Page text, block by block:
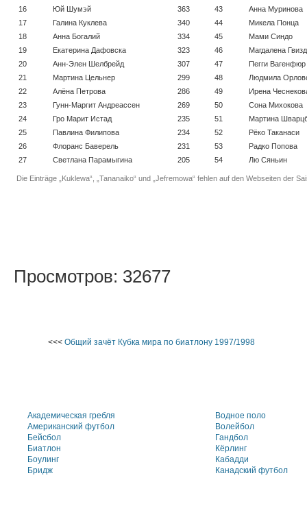
16
Юй Шумэй
363
17
Галина Куклева
340
18
Анна Богалий
334
19
Екатерина Дафовска
323
20
Анн-Элен Шелбрейд
307
21
Мартина Цельнер
299
22
Алёна Петрова
286
23
Гунн-Маргит Андреассен
269
24
Гро Марит Истад
235
25
Павлина Филипова
234
26
Флоранс Баверель
231
27
Светлана Парамыгина 205
43
Анна Муринова
44
Микела Понца
45
Мами Синдо
46
Магдалена
47
Пегги Вагенфюр
48
Людмила
49
Ирена
50
Сона Михокова
51
Мартина
52
Рёко Таканаси
53
Радко Попова
54
Лю Сяньин
Die Einträge „Kuklewa“, „Tananaiko“ und „Jefremowa“ fehlen auf den Webseiten der
Просмотров: 32677
<<< Общий зачёт Кубка мира по биатлону 1997/1998
Академическая гребля
Американский футбол
Бейсбол
Биатлон
Боулинг
Бридж
Водное поло
Волейбол
Гандбол
Кёрлинг
Кабадди
Канадский футбол